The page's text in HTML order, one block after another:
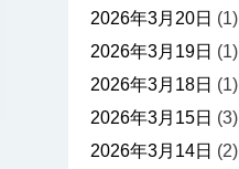
2026年3月20日 (1)
2026年3月19日 (1)
2026年3月18日 (1)
2026年3月15日 (3)
2026年3月14日 (2)